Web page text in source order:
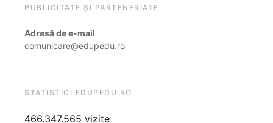
PUBLICITATE ȘI PARTENERIATE
Adresă de e-mail
comunicare@edupedu.ro
STATISTICI EDUPEDU.RO
466.347.565 vizite